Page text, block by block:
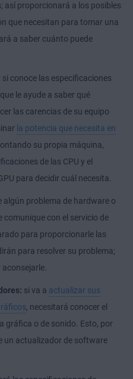
así proporcionará a los posibles
que necesitan para tomar una
a saber cuánto puede
si conoce las especificaciones
le ayude a saber qué
las carencias de su equipo
la potencia que necesita en
su propia máquina,
de las CPU y el
para decidir cuál necesita.
algún problema de hardware o
comunique con el servicio de
para proporcionarle las
para resolver su problema;
si va a actualizar sus
, necesitará conocer el
gráfica o de sonido. Esto, por
un actualizador de software